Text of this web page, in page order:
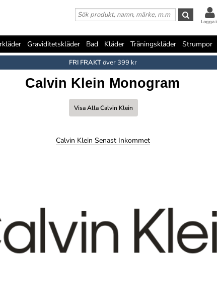
Logga
Graviditetskläder Bad Kläder Träningskläder Strumpor
FRI FRAKTöver 399 kr
Calvin Klein Monogram
Visa Alla Calvin Klein
Calvin Klein Senast Inkommet